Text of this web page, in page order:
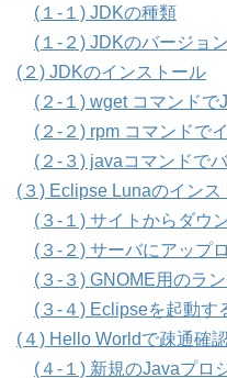
(１-１) JDKの種類
(１-２) JDKのバージョ
(２) JDKのインストール
(２-１) wget コマンドで
(２-２) rpm コマンドで
(２-３) javaコマンドで
(３) Eclipse Lunaのインス
(３-１) サイトからダウ
(３-２) サーバにアップ
(３-３) GNOME用のラ
(３-４) Eclipseを起動す
(４) Hello Worldで疎通確
(４-１) 新規のJavaプロ